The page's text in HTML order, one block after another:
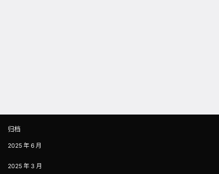
归档
2025 年 6 月
2025 年 3 月